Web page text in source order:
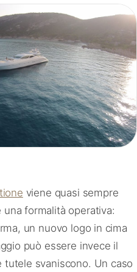
viene quasi sempre
una formalità operativa:
un nuovo logo in cima
può essere invece il
svaniscono. Un caso